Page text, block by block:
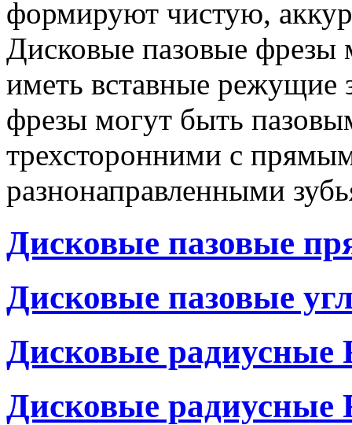
формируют чистую,
Дисковые пазовые фрезы
иметь вставные режущие
фрезы могут быть
трехсторонними с
разнонаправленными
Дисковые пазовые
Дисковые пазовые
Дисковые радиусные
Дисковые радиусные